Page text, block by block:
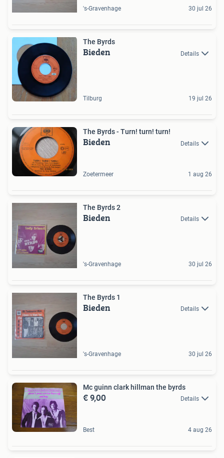
's-Gravenhage 30 jul 26
The Byrds
Bieden Details
Tilburg 19 jul 26
The Byrds - Turn! turn! turn!
Bieden Details
Zoetermeer 1 aug 26
The Byrds 2
Bieden Details
's-Gravenhage 30 jul 26
The Byrds 1
Bieden Details
's-Gravenhage 30 jul 26
Mc guinn clark hillman the byrds
€ 9,00 Details
Best 4 aug 26